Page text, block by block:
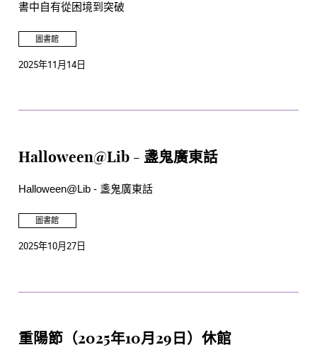
書中自有從困境到突破
圖書館
2025年11月14日
Halloween@Lib - 盞鬼廣東話
Halloween@Lib - 盞鬼廣東話
圖書館
2025年10月27日
重陽節（2025年10月29日）休館